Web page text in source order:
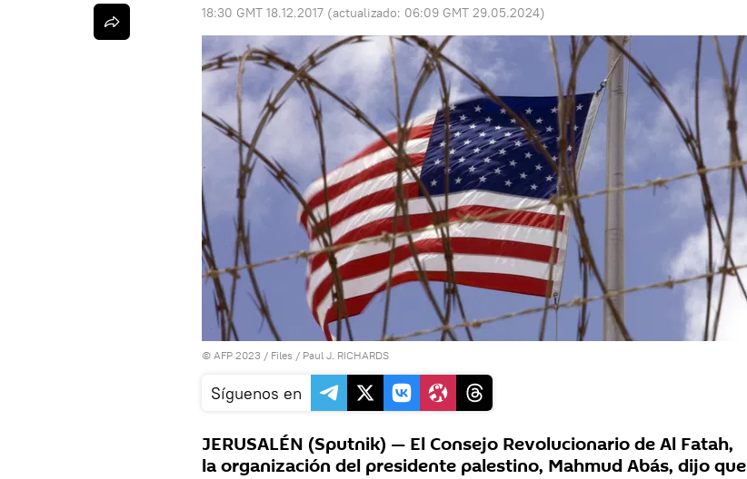
18:30 GMT 18.12.2017 (actualizado: 06:09 GMT 29.05.2024)
© AFP 2023 / Files / Paul J. RICHARDS
Síguenos en
JERUSALÉN (Sputnik) — El Consejo Revolucionario de Al Fatah,
la organización del presidente palestino, Mahmud Abás, dijo que